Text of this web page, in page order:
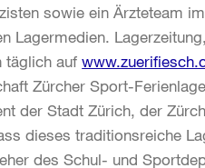
sowie ein Ärzteteam
Lagermedien.
täglich auf
Zürcher Sport-
der Stadt Zürich, der
dieses traditionsreiche
des Schul- und